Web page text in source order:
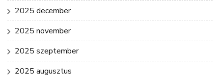
2025 december
2025 november
2025 szeptember
2025 augusztus